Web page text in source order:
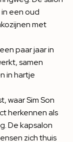
een oud
met
paar jaar in
samen
in hartje
waar Sim Son
herkennen als
De kapsalon
zich thuis